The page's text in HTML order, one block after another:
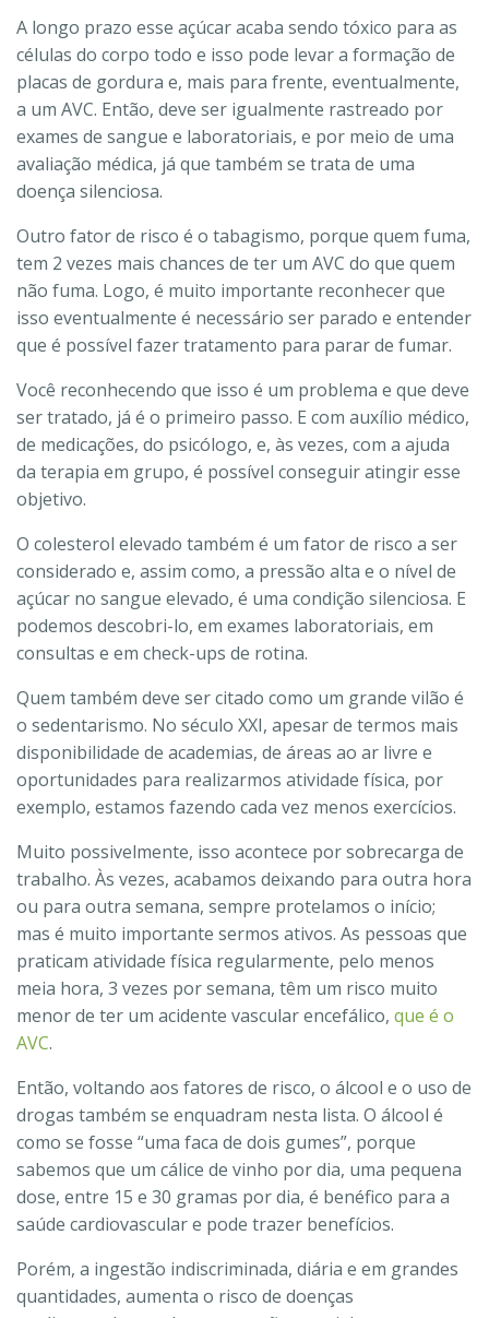
A longo prazo esse açúcar acaba sendo tóxico para as
células do corpo todo e isso pode levar a formação de
placas de gordura e, mais para frente, eventualmente,
a um AVC. Então, deve ser igualmente rastreado por
exames de sangue e laboratoriais, e por meio de uma
avaliação médica, já que também se trata de uma
doença silenciosa.
Outro fator de risco é o tabagismo, porque quem fuma,
tem 2 vezes mais chances de ter um AVC do que quem
não fuma. Logo, é muito importante reconhecer que
isso eventualmente é necessário ser parado e entender
que é possível fazer tratamento para parar de fumar.
Você reconhecendo que isso é um problema e que deve
ser tratado, já é o primeiro passo. E com auxílio médico,
de medicações, do psicólogo, e, às vezes, com a ajuda
da terapia em grupo, é possível conseguir atingir esse
objetivo.
O colesterol elevado também é um fator de risco a ser
considerado e, assim como, a pressão alta e o nível de
açúcar no sangue elevado, é uma condição silenciosa. E
podemos descobri-lo, em exames laboratoriais, em
consultas e em check-ups de rotina.
Quem também deve ser citado como um grande vilão é
o sedentarismo. No século XXI, apesar de termos mais
disponibilidade de academias, de áreas ao ar livre e
oportunidades para realizarmos atividade física, por
exemplo, estamos fazendo cada vez menos exercícios.
Muito possivelmente, isso acontece por sobrecarga de
trabalho. Às vezes, acabamos deixando para outra hora
ou para outra semana, sempre protelamos o início;
mas é muito importante sermos ativos. As pessoas que
praticam atividade física regularmente, pelo menos
meia hora, 3 vezes por semana, têm um risco muito
menor de ter um acidente vascular encefálico, que é o
AVC.
Então, voltando aos fatores de risco, o álcool e o uso de
drogas também se enquadram nesta lista. O álcool é
como se fosse “uma faca de dois gumes”, porque
sabemos que um cálice de vinho por dia, uma pequena
dose, entre 15 e 30 gramas por dia, é benéfico para a
saúde cardiovascular e pode trazer benefícios.
Porém, a ingestão indiscriminada, diária e em grandes
quantidades, aumenta o risco de doenças